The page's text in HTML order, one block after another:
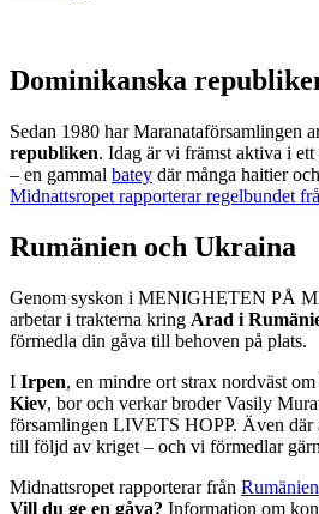
Dominikanska
Sedan 1980 har Maranataförsamlingen
republiken. Idag är vi främst aktiva i ett
– en gammal batey där många haitier
Midnattsropet rapporterar regelbundet
Rumänien och Ukraina
Genom syskon i MENIGHETEN PÅ
arbetar i trakterna kring Arad i
förmedla din gåva till behoven på plats.
I Irpen, en mindre ort strax nordväst om
Kiev, bor och verkar broder Vasily
församlingen LIVETS HOPP. Även där
till följd av kriget – och vi förmedlar
Midnattsropet rapporterar från Rumänien
Vill du ge en gåva? Information om